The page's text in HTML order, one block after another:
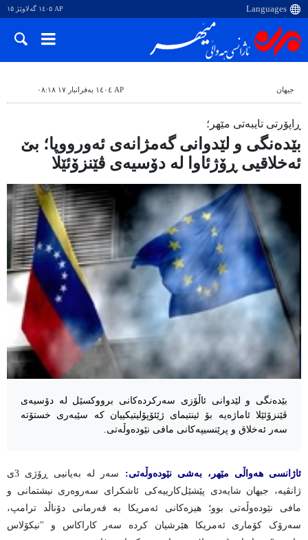
AP ١٤٠٥ گەلاوێژ ١٥
جیهان AP ١٤٠٤ بەفرانبار ١٧ ٠٨:١٨
ڕاپۆرتی تایبەتی مێهر؛
بێدەنگی و لێدوانی گەمژانەی ئەورووپا؛ بێ
ئەخلاقیی ڕۆژئاوا لە دۆسیەی ڤێنزۆئێلا
بێدەنگی و لێدوانی ئاڵۆزی سەرکردەکانی برووکسێل لە دۆسیەی
ڤێنزۆئێلا ئاماژەیە بۆ ئینتیمای ژێئۆپۆلیتیکییان کە سێبەری خستۆتە
سەر ئەخلاق و پرێنسیپەکانی مافی نێودەوڵەتی.
ئاژانسی هەواڵی مێهر، بەشی نێودەوڵەتی:
سەر لە بەیانیی ڕۆژی 3ی
ژانڤیە، جیهان شایەدی پێشێل‌کارییەکی ئاشکرای سەروەری نیشتمانی و
مافی نێودەوڵەتی بوو؛ هیزەکانی ئەمریکا بە فەرمانی دۆناڵد ترامپ،
سەرۆک کۆماری ئەمریکا هێرشیان کردە سەر کاراکاس و "نیکۆلاس